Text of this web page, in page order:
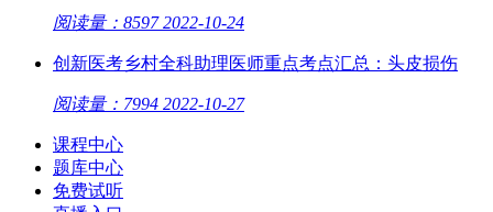
阅读量：8597 2022-10-24
创新医考乡村全科助理医师重点考点汇总：头皮损伤
阅读量：7994 2022-10-27
课程中心
题库中心
免费试听